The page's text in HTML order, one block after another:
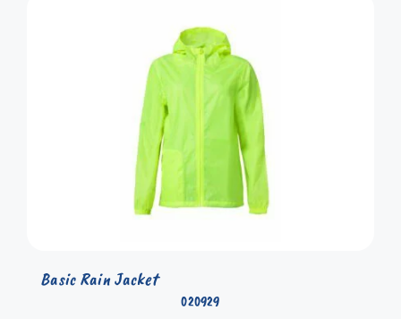
020929
Basic Rain Jacket